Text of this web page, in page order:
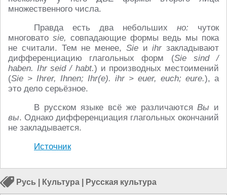
множественного числа.
Правда есть два небольших но: чуток
многовато sie, совпадающие формы ведь мы пока
не считали. Тем не менее, Sieиihr закладывают
дифференциацию глагольных форм (Sie sind /
haben. Ihrseid / habt.) и производных местоимений
(Sie > Ihrer, Ihnen; Ihr(e). ihr > euer, euch; eure.), а
это дело серьёзное.
В русском языке всё же различаютсяВы и
вы. Однако дифференциация глагольных окончаний
не закладывается.
Источник
Русь Культура Русская культура